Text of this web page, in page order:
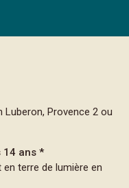
Luberon, Provence 2 ou
14 ans *
terre de lumière en